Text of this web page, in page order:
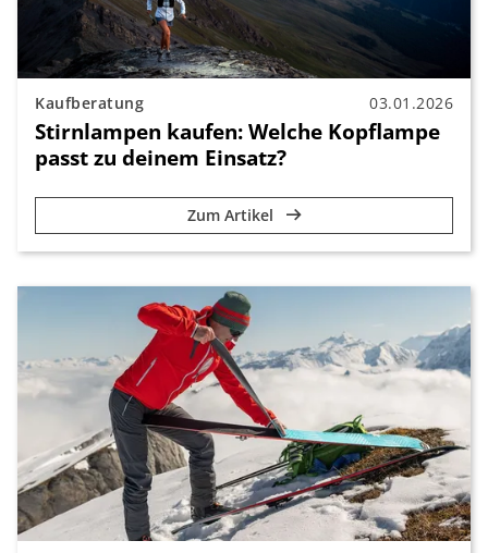
Kaufberatung 03.01.2026
Stirnlampen kaufen: Welche Kopflampe
passt zu deinem Einsatz?
Zum Artikel